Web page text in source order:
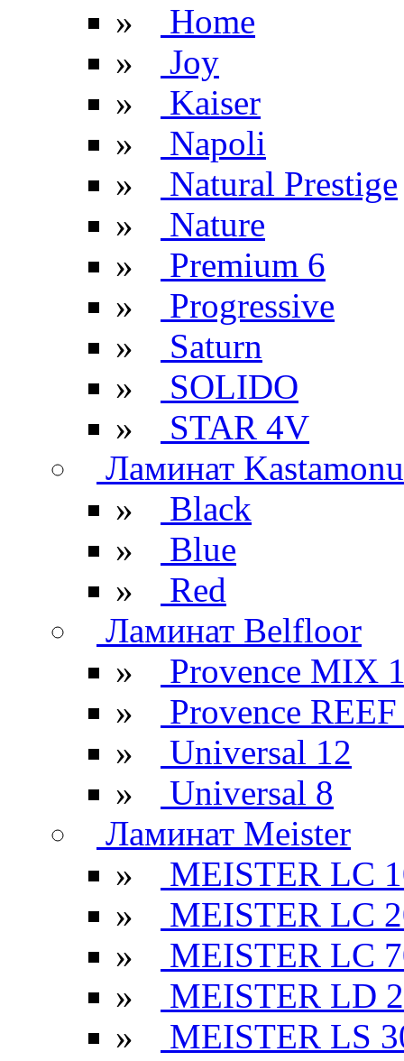
»
Home
»
Joy
»
Kaiser
»
Napoli
»
Natural Prestige
»
Nature
»
Premium 6
»
Progressive
»
Saturn
»
SOLIDO
»
STAR 4V
Ламинат Kastamonu
»
Black
»
Blue
»
Red
Ламинат Belfloor
»
Provence MIX
»
Provence
»
Universal 12
»
Universal 8
Ламинат Meister
»
MEISTER LC
»
MEISTER LC
»
MEISTER LC
»
MEISTER LD
»
MEISTER LS